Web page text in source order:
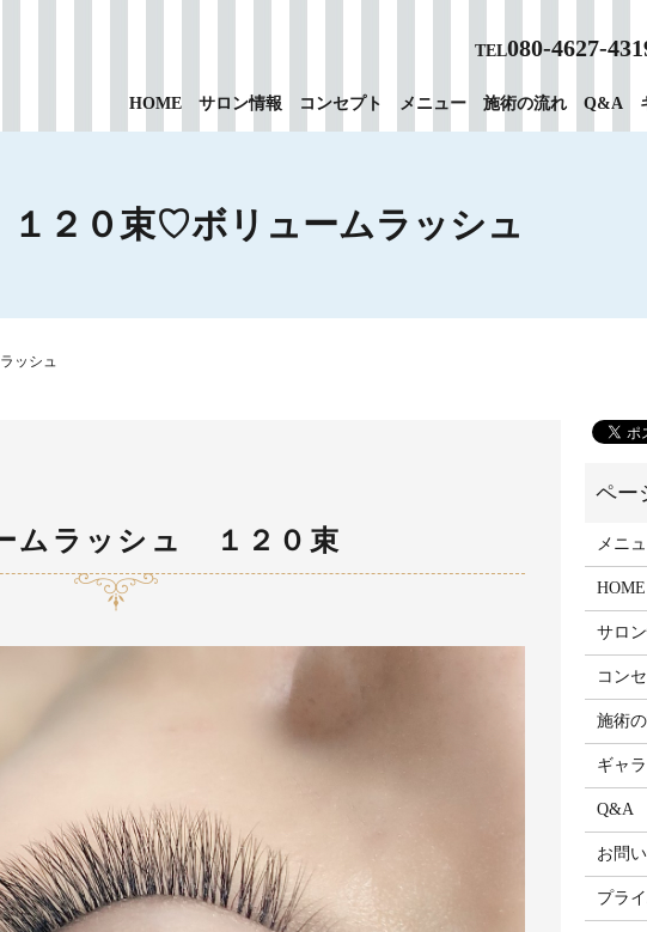
HOME サロン情報 コンセプト メニュー 施術の流れ Q&A
TEL080-4627-
１２０束♡ボリュームラッシュ
ッシュ
ムラッシュ １２０束 メニ
HOME
サロ
コン
施術
ギャ
Q&A
お問
プラ